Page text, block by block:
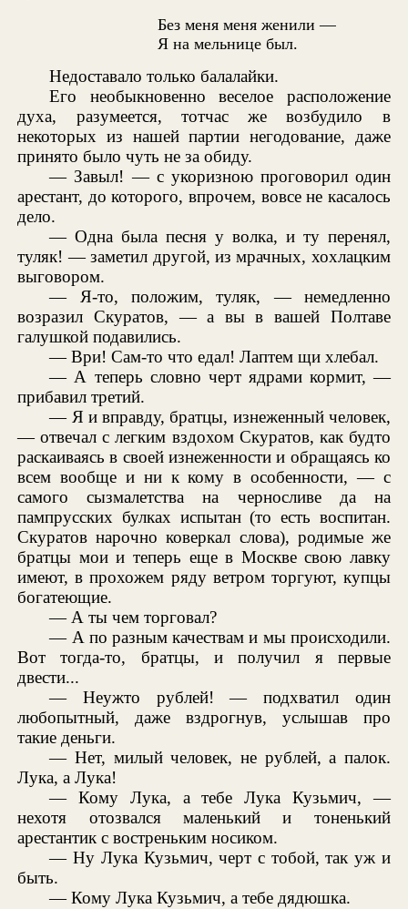
Без меня меня женили —
Я на мельнице был.
Недоставало только балалайки.
Его необыкновенно веселое расположение
духа, разумеется, тотчас же возбудило в
некоторых из нашей партии негодование, даже
принято было чуть не за обиду.
— Завыл! — с укоризною проговорил один
арестант, до которого, впрочем, вовсе не касалось
дело.
— Одна была песня у волка, и ту перенял,
туляк! — заметил другой, из мрачных, хохлацким
выговором.
— Я-то, положим, туляк, — немедленно
возразил Скуратов, — а вы в вашей Полтаве
галушкой подавились.
— Ври! Сам-то что едал! Лаптем щи хлебал.
— А теперь словно черт ядрами кормит, —
прибавил третий.
— Я и вправду, братцы, изнеженный человек,
— отвечал с легким вздохом Скуратов, как будто
раскаиваясь в своей изнеженности и обращаясь ко
всем вообще и ни к кому в особенности, — с
самого сызмалетства на черносливе да на
пампрусских булках испытан (то есть воспитан.
Скуратов нарочно коверкал слова), родимые же
братцы мои и теперь еще в Москве свою лавку
имеют, в прохожем ряду ветром торгуют, купцы
богатеющие.
— А ты чем торговал?
— А по разным качествам и мы происходили.
Вот тогда-то, братцы, и получил я первые
двести...
— Неужто рублей! — подхватил один
любопытный, даже вздрогнув, услышав про
такие деньги.
— Нет, милый человек, не рублей, а палок.
Лука, а Лука!
— Кому Лука, а тебе Лука Кузьмич, —
нехотя отозвался маленький и тоненький
арестантик с востреньким носиком.
— Ну Лука Кузьмич, черт с тобой, так уж и
быть.
— Кому Лука Кузьмич, а тебе дядюшка.